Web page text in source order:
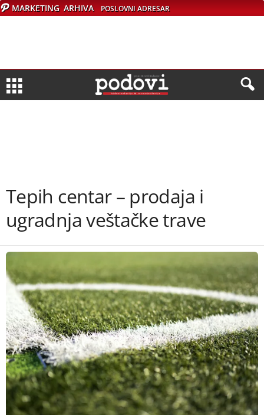
MARKETING ARHIVA POSLOVNI ADRESAR
Tepih centar – prodaja i
ugradnja veštačke trave